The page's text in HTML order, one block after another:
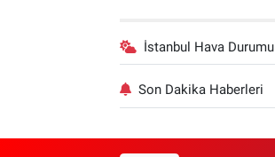
İstanbul Hava Durumu
Son Dakika Haberleri